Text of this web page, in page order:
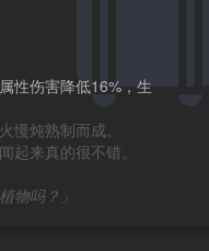
性伤害降低16%，生
慢炖熟制而成。
起来真的很不错。
物吗？」